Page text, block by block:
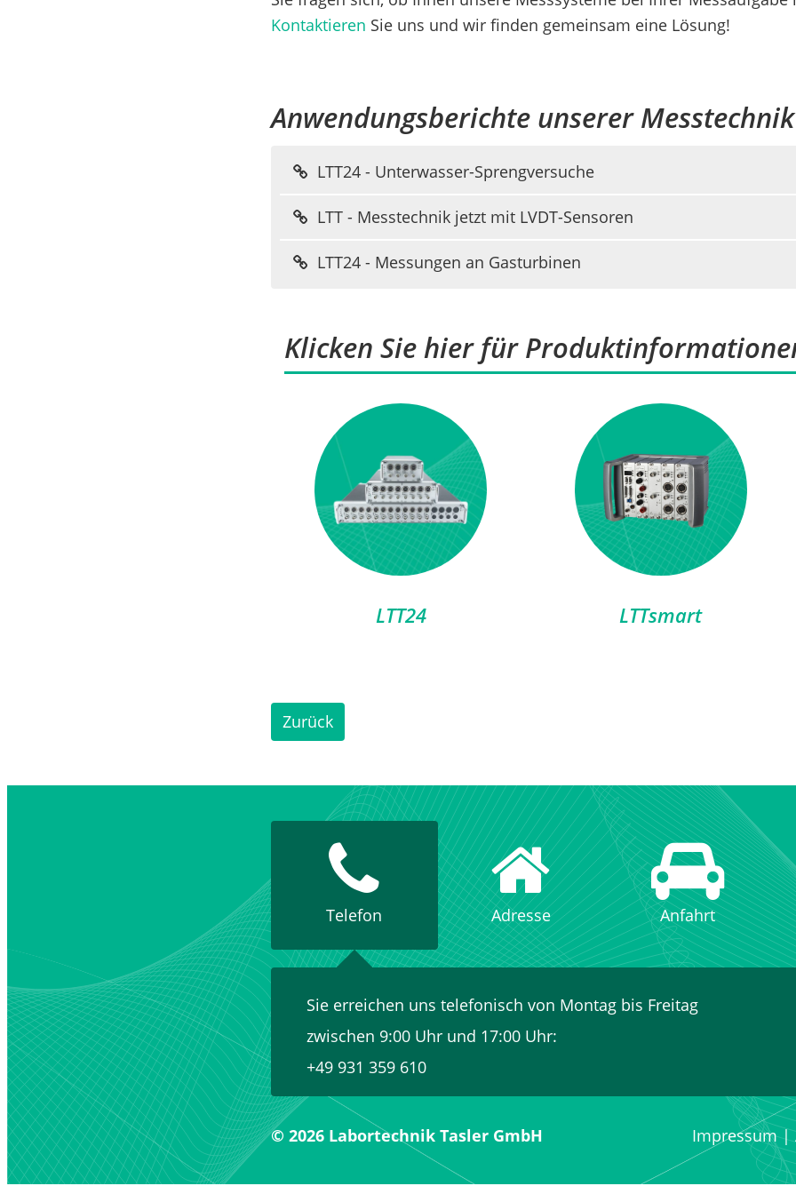
Kontaktieren Sie uns und wir finden gemeinsam eine Lösung!
Anwendungsberichte unserer Messtechnik
LTT24 - Unterwasser-Sprengversuche
LTT - Messtechnik jetzt mit LVDT-Sensoren
LTT24 - Messungen an Gasturbinen
Klicken Sie hier für
LTT24 LTTsmart
Zurück
Telefon Adresse Anfahrt
Sie erreichen uns telefonisch von Montag bis Freitag
zwischen 9:00 Uhr und 17:00 Uhr:
+49 931 359 610
© 2026 Labortechnik Tasler GmbH Impressum|